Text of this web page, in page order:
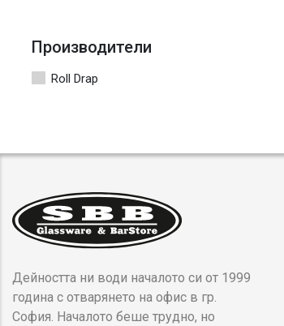
Производители
Roll Drap
Дейността ни води началото си от 1999
година с отварянето на офис в гр.
София. Началото беше трудно, но